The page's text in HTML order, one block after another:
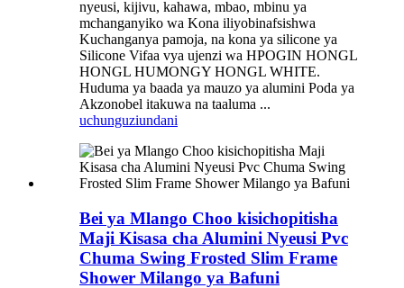
nyeusi, kijivu, kahawa, mbao, mbinu ya
mchanganyiko wa Kona iliyobinafsishwa
Kuchanganya pamoja, na kona ya silicone ya
Silicone Vifaa vya ujenzi wa HPOGIN HONGL
HONGL HUMONGY HONGL WHITE.
Huduma ya baada ya mauzo ya alumini Poda ya
Akzonobel itakuwa na taaluma ...
uchunguziundani
Bei ya Mlango Choo kisichopitisha
Maji Kisasa cha Alumini Nyeusi Pvc
Chuma Swing Frosted Slim Frame
Shower Milango ya Bafuni